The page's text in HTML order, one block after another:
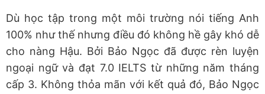
Dù học tập trong một môi trường nói tiếng Anh
100% như thế nhưng điều đó không hề gây khó dễ
cho nàng Hậu. Bởi Bảo Ngọc đã được rèn luyện
ngoại ngữ và đạt 7.0 IELTS từ những năm tháng
cấp 3. Không thỏa mãn với kết quả đó, Bảo Ngọc